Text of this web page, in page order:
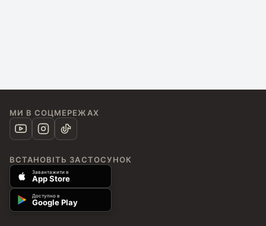
МИ В СОЦМЕРЕЖАХ
ВСТАНОВІТЬ ЗАСТОСУНОК
Завантажити в
App Store
Доступно в
Google Play